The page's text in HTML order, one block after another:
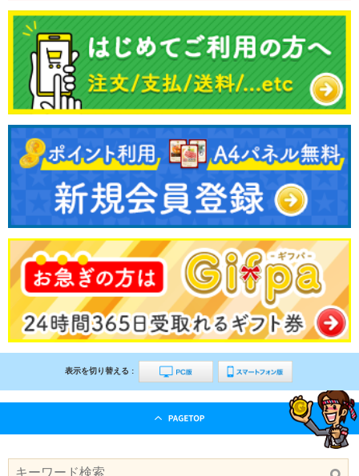
表示を切り替える :